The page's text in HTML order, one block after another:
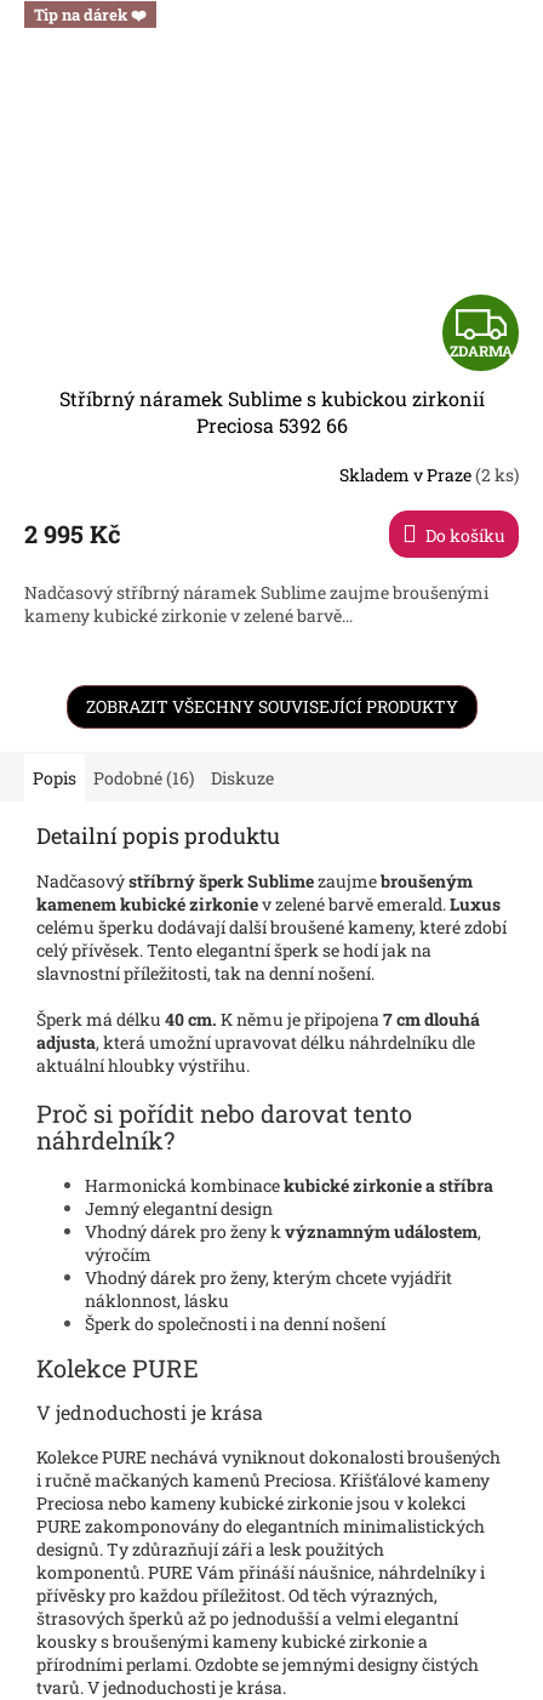
Tip na dárek ❤️
Z
D
R
ZDARMA
Stříbrný náramek Sublime s kubickou zirkonií
Preciosa 5392 66
Skladem v Praze(2 ks)
2 995 Kč Do košíku
Nadčasový stříbrný náramek Sublime zaujme broušenými
kameny kubické zirkonie v zelené barvě...
ZOBRAZIT VŠECHNY SOUVISEJÍCÍ PRODUKTY
Popis Podobné (16) Diskuze
Detailní popis produktu
Nadčasovýstříbrný šperk Sublimezaujmebroušeným
kamenem kubické zirkoniev zelené barvě emerald.Luxus
celému šperku dodávají další broušené kameny, které zdobí
celý přívěsek. Tento elegantní šperk se hodí jak na
slavnostní příležitosti, tak na denní nošení.
Šperk má délku 40 cm. K němu je připojena7 cm dlouhá
adjusta, která umožní upravovat délku náhrdelníku dle
aktuální hloubky výstřihu.
Proč si pořídit nebo darovat tento
náhrdelník?
Harmonická kombinacekubické zirkonie a stříbra
Jemný elegantní design
Vhodný dárek pro ženy k významným událostem,
výročím
Vhodný dárek pro ženy, kterým chcete vyjádřit
náklonnost, lásku
Šperk do společnosti i na denní nošení
Kolekce PURE
V jednoduchosti je krása
Kolekce PURE nechává vyniknout dokonalosti broušených
i ručně mačkaných kamenů Preciosa. Křišťálové kameny
Preciosa nebo kameny kubické zirkonie jsou v kolekci
PURE zakomponovány do elegantních minimalistických
designů. Ty zdůrazňují záři a lesk použitých
komponentů. PURE Vám přináší náušnice, náhrdelníky i
přívěsky pro každou příležitost. Od těch výrazných,
štrasových šperků až po jednodušší a velmi elegantní
kousky s broušenými kameny kubické zirkonie a
přírodními perlami. Ozdobte se jemnými designy čistých
tvarů. V jednoduchosti je krása.